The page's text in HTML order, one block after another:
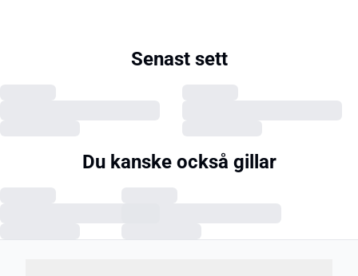
Senast sett
Du kanske också gillar